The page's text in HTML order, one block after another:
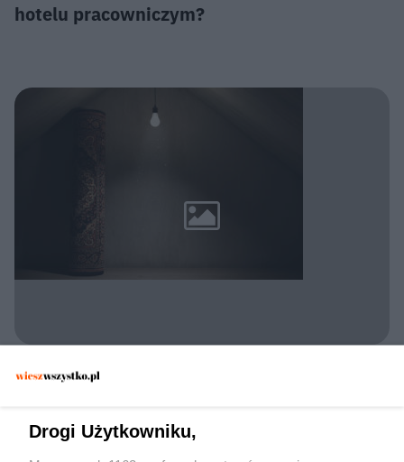
hotelu pracowniczym?
dywan wystarczył, by zmylić
funkcjonariuszy?
Drogi Użytkowniku,